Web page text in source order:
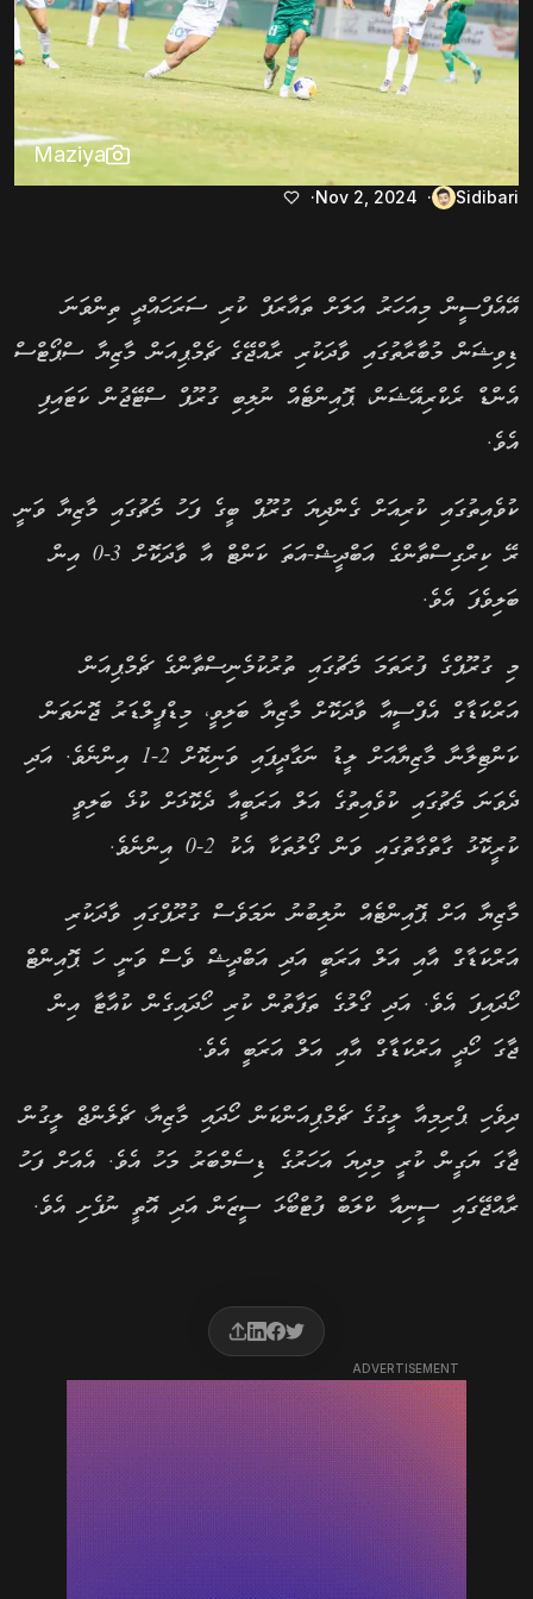
Maziya
Sidibari
Nov 2, 2024
އޭއެފްސީން މިއަހަރު އަލަށް ތައާރަފް ކުރި ސަރަހައްދީ ތިންވަނަ
ޑިވިޝަން މުބާރާތުގައި ވާދަކުރި ރާއްޖޭގެ ޗެމްޕިއަން މާޒިޔާ ސްޕޯޓްސް
އެންޑް ރެކްރިއޭޝަން، ޕޮއިންޓެއް ނުލިބި ގުރޫޕް ސްޓޭޖުން ކަޓައިފި
އެވެ.
ކުވެއިތުގައި ކުރިއަށް ގެންދިޔަ ގުރޫޕް ބީގެ ފަހު މެޗުގައި މާޒިޔާ ވަނީ
ރޭ ކިރްގިސްތާންގެ އަބްދީޝް-އަތަ ކަންޓް އާ ވާދަކޮށް 3-0 އިން
ބަލިވެފަ އެވެ.
މި ގުރޫޕްގެ ފުރަތަމަ މެޗުގައި ތުރުކުމެނިސްތާންގެ ޗެމްޕިއަން
އަރްކަޑާގް އެފްސީއާ ވާދަކޮށް މާޒިޔާ ބަލިވީ، މިޑްފީލްޑަރު ޖޮނަތަން
ކަންޓިލާނާ މާޒިޔާއަށް ލީޑު ނަގާދީފައި ވަނިކޮށް 2-1 އިންނެވެ. އަދި
ދެވަނަ މެޗުގައި ކުވެއިތުގެ އަލް އަރަބީއާ ދެކޮޅަށް ކުޅެ ބަލިވީ
ކުރީކޮޅު ގާތްގާތުގައި ވަން ގޯލުތަކާ އެކު 2-0 އިންނެވެ.
މާޒިޔާ އަށް ޕޮއިންޓެއް ނުލިބުނު ނަމަވެސް ގުރޫޕްގައި ވާދަކުރި
އަރްކަޑާގް އާއި އަލް އަރަބީ އަދި އަބްދީޝް ވެސް ވަނީ ހަ ޕޮއިންޓް
ހޯދައިފަ އެވެ. އަދި ގޯލުގެ ތަފާތުން ކުރި ހޯދައިގެން ކުއާޓާ އިން
ޖާގަ ހޯދީ އަރްކަޑާގް އާއި އަލް އަރަބީ އެވެ.
ދިވެހި ޕްރިމިއާ ލީގުގެ ޗެމްޕިއަންކަން ހޯދައި މާޒިޔާ، ޗެލެންޖް ލީގުން
ޖާގަ ޔަގީން ކުރީ މިދިޔަ އަހަރުގެ ޑިސެމްބަރު މަހު އެވެ. އެއަށް ފަހު
ރާއްޖޭގައި ސީނިއާ ކްލަބް ފުޓްބޯޅަ ސީޒަން އަދި އޮތީ ނުފެށި އެވެ.
ADVERTISEMENT